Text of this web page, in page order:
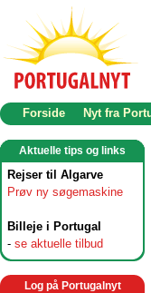
Forside Nyt fra
Aktuelle tips og links
Rejser til Algarve
Prøv ny søgemaskine
Billeje i Portugal
- se aktuelle tilbud
Log på Portugalnyt